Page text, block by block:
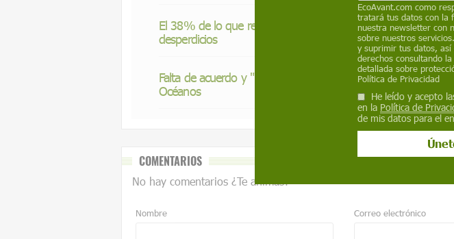
El 38% de lo que recogen las redes de pesca cerca de
desperdicios
Falta de acuerdo y "lentitud pasmosa" en la ONU para un
Océanos
COMENTARIOS
No hay comentarios ¿Te animas?
Nombre Correo electrónico
EcoAvant.com como
tratará tus datos con la
nuestra newsletter con
sobre nuestros
y suprimir tus datos,
derechos consultando
detallada sobre
Política de Privacidad
He leído y acepto
en la Política de
de mis datos para el